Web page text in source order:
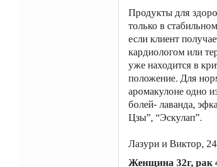
Продукты для
только в
если клиент
кардиологом или
уже находится в
положение. Для
аромакулоне одно
болей- лаванда,
Цзы”, “Эскулап”.
Лазури и Виктор,
Женщина 32г, рак